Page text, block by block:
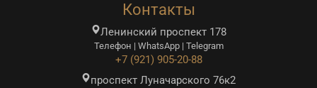
Контакты
Ленинский проспект 178
Телефон | WhatsApp | Telegram
+7 (921) 905-20-88
проспект Луначарского 76к2